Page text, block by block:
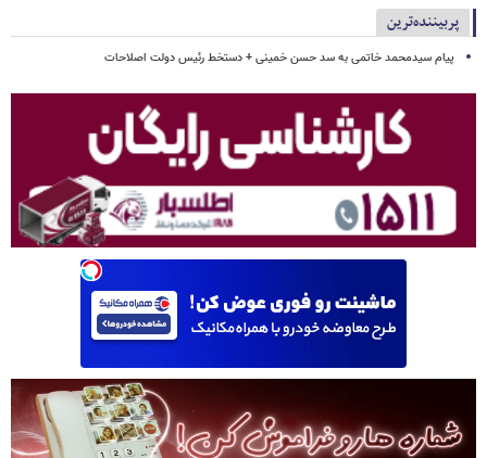
پربیننده‌ترین
پیام سیدمحمد خاتمی به سد حسن خمینی + دستخط رئیس دولت اصلاحات